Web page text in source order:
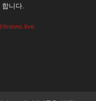
니다.